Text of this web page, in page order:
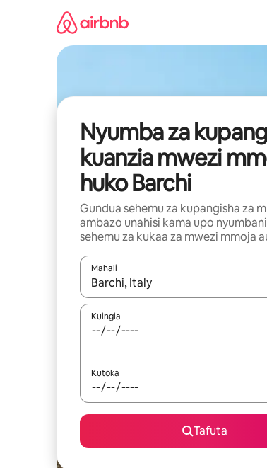
Nyumba za
kuanzia mwezi
huko Barchi
Gundua sehemu za kupangisha za
ambazo unahisi kama upo
sehemu za kukaa za mwezi mmoja
Mahali
Wakati matokeo yanapatikana, vinjari
Kuingia
Kutoka
Tafuta